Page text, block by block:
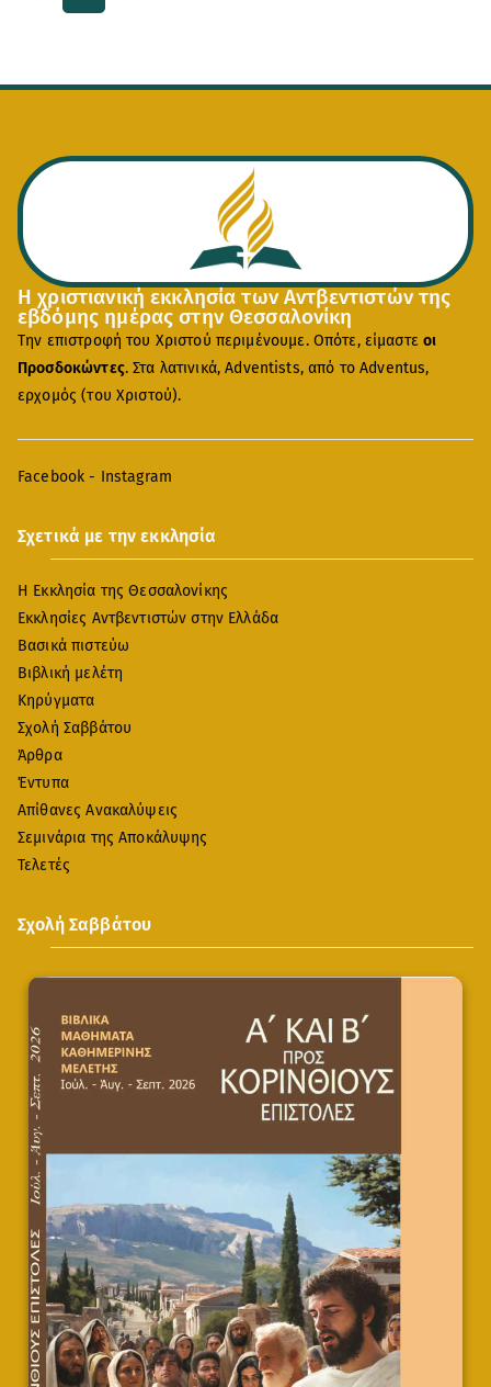
Η χριστιανική εκκλησία των Αντβεντιστών της
εβδόμης ημέρας στην Θεσσαλονίκη
Την επιστροφή του Χριστού περιμένουμε. Οπότε, είμαστεοι
Προσδοκώντες. Στα λατινικά, Adventists, από το Adventus,
ερχομός (του Χριστού).
Facebook - Instagram
Σχετικά με την εκκλησία
Η Εκκλησία της Θεσσαλονίκης
Εκκλησίες Αντβεντιστών στην Ελλάδα
Βασικά πιστεύω
Βιβλική μελέτη
Κηρύγματα
Σχολή Σαββάτου
Άρθρα
Έντυπα
Απίθανες Ανακαλύψεις
Σεμινάρια της Αποκάλυψης
Τελετές
Σχολή Σαββάτου